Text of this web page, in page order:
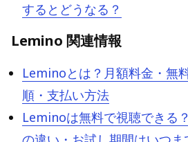
するとどうなる？
Lemino 関連情報
Leminoとは？月額料金・無
順・支払い方法
Leminoは無料で視聴できる